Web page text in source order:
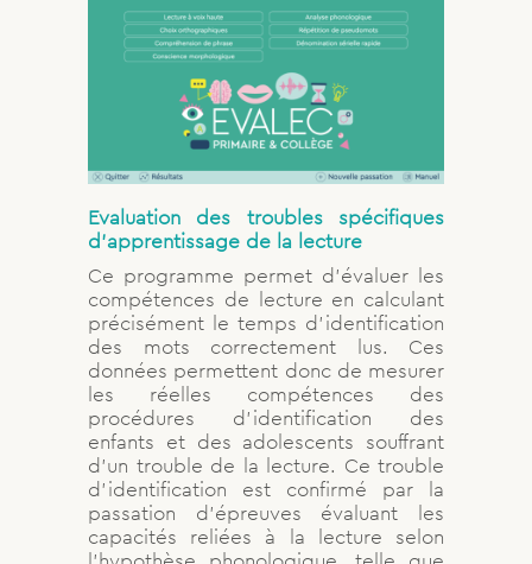
Evaluation des troubles spécifiques
d’apprentissage de la lecture
Ce programme permet d’évaluer les
compétences de lecture en calculant
précisément le temps d’identification
des mots correctement lus. Ces
données permettent donc de mesurer
les réelles compétences des
procédures d’identification des
enfants et des adolescents souffrant
d’un trouble de la lecture. Ce trouble
d’identification est confirmé par la
passation d’épreuves évaluant les
capacités reliées à la lecture selon